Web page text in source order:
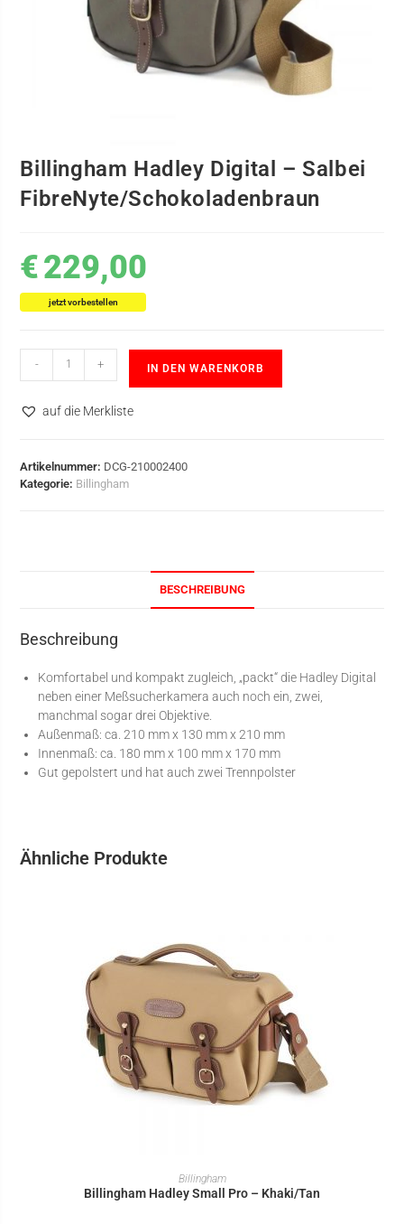
Billingham Hadley Digital – Salbei
FibreNyte/Schokoladenbraun
€229,00
jetzt vorbestellen
- + IN DEN WARENKORB
auf die Merkliste
Artikelnummer: DCG-210002400
Kategorie: Billingham
BESCHREIBUNG
Beschreibung
Komfortabel und kompakt zugleich, „packt“ die Hadley Digital
neben einer Meßsucherkamera auch noch ein, zwei,
manchmal sogar drei Objektive.
Außenmaß: ca. 210 mm x 130 mm x 210 mm
Innenmaß: ca. 180 mm x 100 mm x 170 mm
Gut gepolstert und hat auch zwei Trennpolster
Ähnliche Produkte
IN DEN WARENKORB
Billingham
Billingham Hadley Small Pro – Khaki/Tan